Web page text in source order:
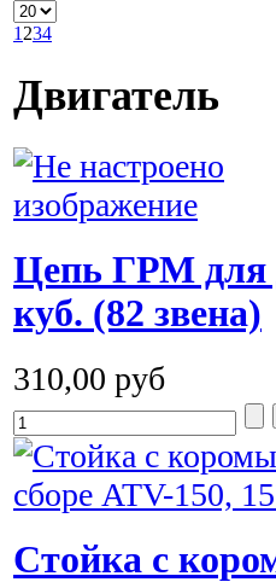
1 234
Двигатель
Цепь ГРМ для
куб. (82 звена)
310,00 руб
Cтойка с